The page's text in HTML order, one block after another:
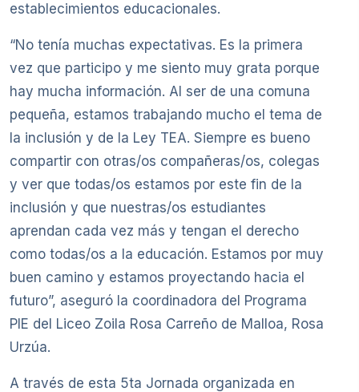
establecimientos educacionales.
“No tenía muchas expectativas. Es la primera
vez que participo y me siento muy grata porque
hay mucha información. Al ser de una comuna
pequeña, estamos trabajando mucho el tema de
la inclusión y de la Ley TEA. Siempre es bueno
compartir con otras/os compañeras/os, colegas
y ver que todas/os estamos por este fin de la
inclusión y que nuestras/os estudiantes
aprendan cada vez más y tengan el derecho
como todas/os a la educación. Estamos por muy
buen camino y estamos proyectando hacia el
futuro”, aseguró la coordinadora del Programa
PIE del Liceo Zoila Rosa Carreño de Malloa, Rosa
Urzúa.
A través de esta 5ta Jornada organizada en